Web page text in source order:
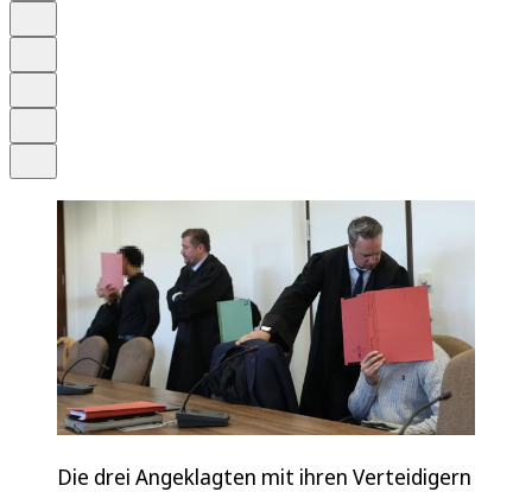
Die drei Angeklagten mit ihren Verteidigern